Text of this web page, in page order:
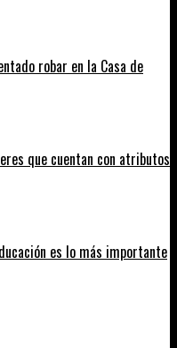
robar en la Casa de
que cuentan con atributos
es lo más importante